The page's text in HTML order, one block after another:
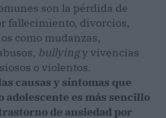
son la pérdida de
fallecimiento, divorcios,
como mudanzas,
bullyingy vivencias
o violentos.
causas y síntomas que
adolescente es más sencillo
de ansiedad por